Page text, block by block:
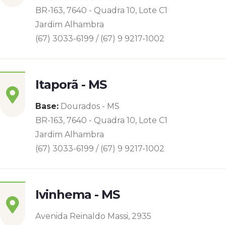
BR-163, 7640 - Quadra 10, Lote C1
Jardim Alhambra
(67) 3033-6199 / (67) 9 9217-1002
Itaporã - MS
Base: Dourados - MS
BR-163, 7640 - Quadra 10, Lote C1
Jardim Alhambra
(67) 3033-6199 / (67) 9 9217-1002
Ivinhema - MS
Avenida Reinaldo Massi, 2935